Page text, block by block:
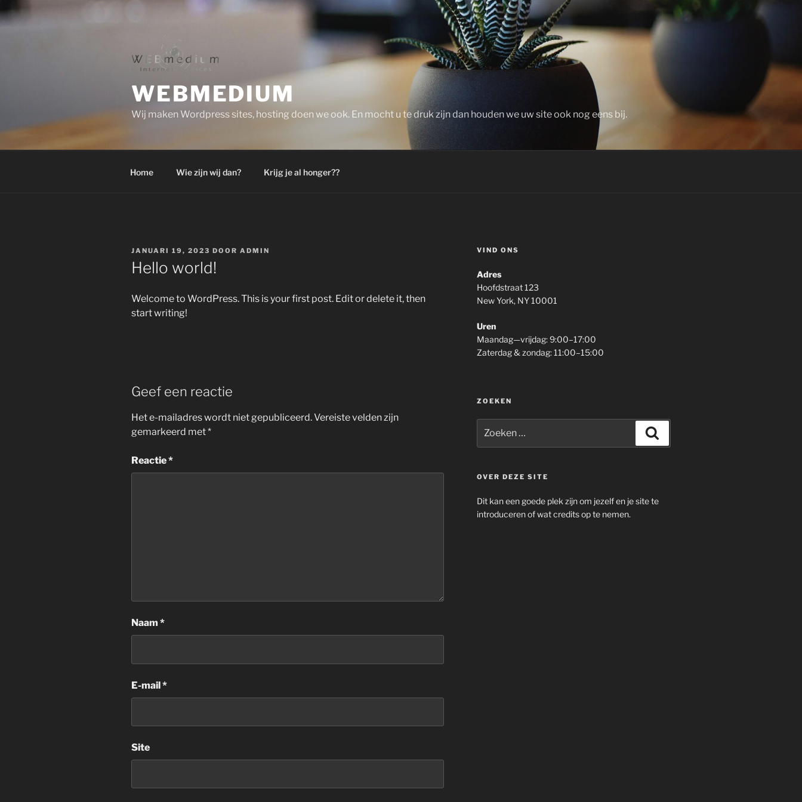
de
WEBMEDIUM
Wij maken Wordpress sites, hosting doen we ook. En mocht u te druk zijn dan houden we uw site ook nog eens bij.
Home Wie zijn wij dan? Krijg je al honger??
GEPLAATST
OP
JANUARI 19, 2023 DOOR ADMIN
Hello world!
Welcome to WordPress. This is your first post. Edit or delete it, then
start writing!
Geef een reactie
Het e-mailadres wordt niet gepubliceerd.Vereiste velden zijn
gemarkeerd met*
Reactie*
Naam *
E-mail*
Site
VIND ONS
Adres
Hoofdstraat 123
New York, NY 10001
Uren
Maandag—vrijdag: 9:00–17:00
Zaterdag & zondag: 11:00–15:00
ZOEKEN
naar:
OVER DEZE SITE
Dit kan een goede plek zijn om jezelf en je site te
introduceren of wat credits op te nemen.